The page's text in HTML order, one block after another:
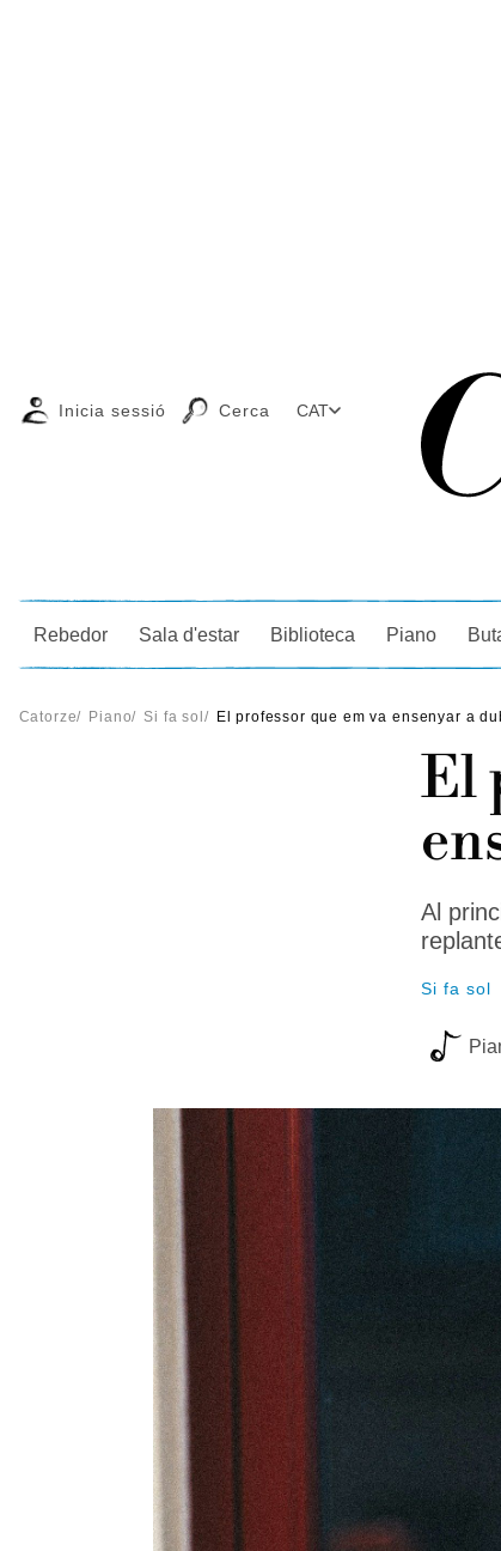
Inicia sessió Cerca CAT
Rebedor Sala d'estar Biblioteca Piano
Catorze/ Piano/ Si fa sol / El professor que em va ensenyar a
El
Al
Si fa sol